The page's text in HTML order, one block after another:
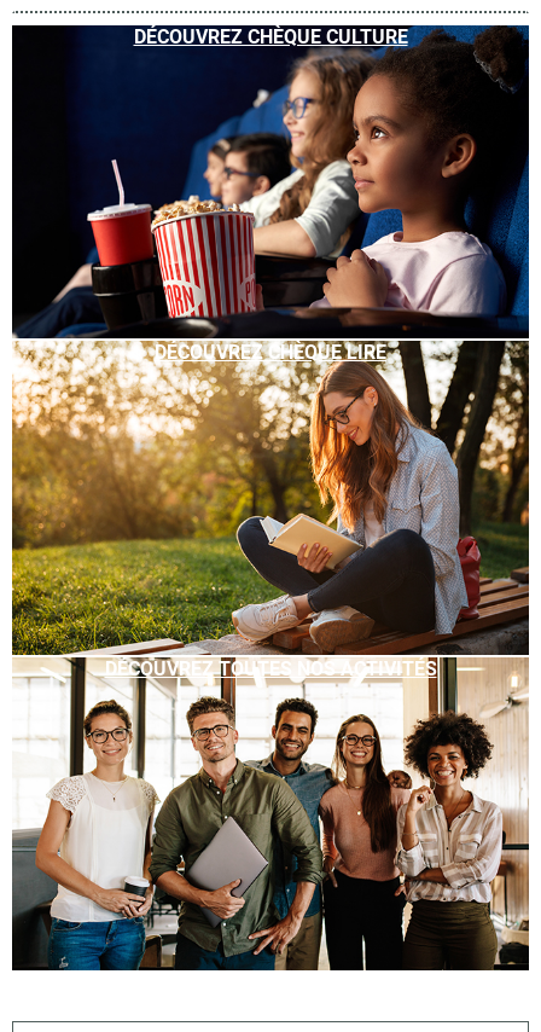
DÉCOUVREZ CHÈQUE CULTURE
DÉCOUVREZ CHÈQUE LIRE
DÉCOUVREZ TOUTES NOS ACTIVITÉS